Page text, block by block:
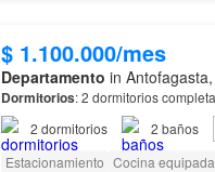
$ 1.100.000/mes
Departamento in
Dormitorios: 2 dormitorios
2 dormitorios 2 baños
Estacionamiento Cocina equipada